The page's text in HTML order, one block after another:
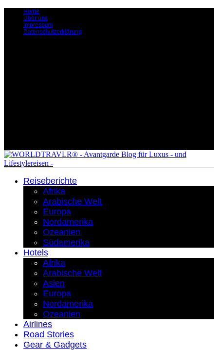
Home
Über uns
Impressum
Datenschutzerklärung
Reiseberichte
Afrika
Arabische Welt
Europa
Nordamerika
Ozeanien
Südamerika
Hotels
Afrika
Arabische Welt
Asien
Europa
Nordamerika
Ozeanien
Airlines
Road Stories
Gear & Gadgets